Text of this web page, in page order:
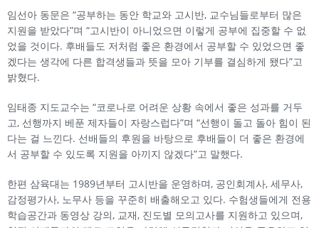
임선아 동문은 “공부하는 동안 학교와 고시반, 교수님들로부터 많은
지원을 받았다”며 “고시반이 아니었으면 이렇게 공부에 집중할 수 없
었을 것이다. 후배들도 저처럼 좋은 환경에서 공부할 수 있었으면 좋
겠다는 생각에 다른 합격생들과 뜻을 모아 기부를 결심하게 됐다”고
밝혔다.
임태종 지도교수는 “코로나로 어려운 상황 속에서 좋은 성과를 거두
고, 선행까지 베푼 제자들이 자랑스럽다”며 “선행이 돌고 돌아 힘이 된
다는 걸 느낀다. 선배들의 후원을 바탕으로 후배들이 더 좋은 환경에
서 공부할 수 있도록 지원을 아끼지 않겠다”고 말했다.
한편 삼육대는 1989년부터 고시반을 운영하며, 공인회계사, 세무사,
감정평가사, 노무사 등을 꾸준히 배출해오고 있다. 수험생들에게 전용
학습공간과 동영상 강의, 교재, 진도별 모의고사를 지원하고 있으며,